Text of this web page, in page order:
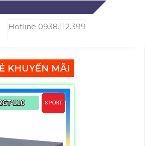
Hotline 0938.112.399
KHUYẾN MÃI